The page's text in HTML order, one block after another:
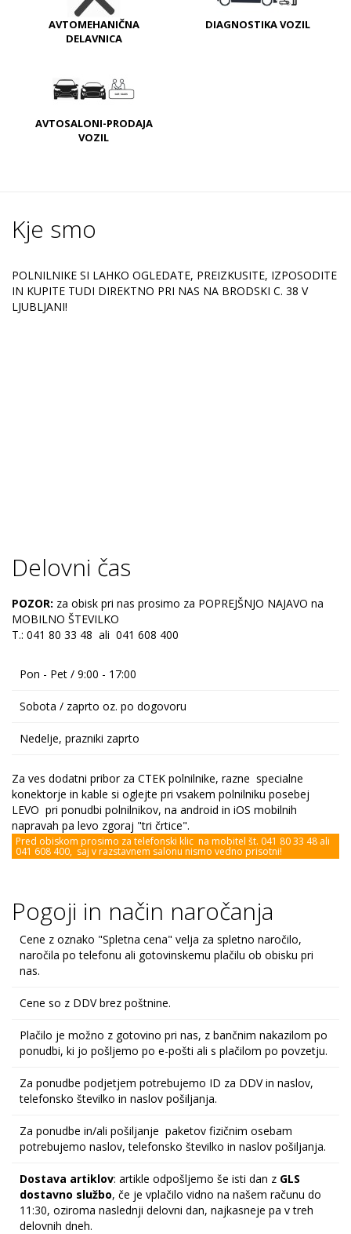
AVTOMEHANIČNA
DELAVNICA
DIAGNOSTIKA VOZIL
AVTOSALONI-PRODAJA
VOZIL
Kje smo
POLNILNIKE SI LAHKO OGLEDATE, PREIZKUSITE, IZPOSODITE
IN KUPITE TUDI DIREKTNO PRI NAS NA BRODSKI C. 38 V
LJUBLJANI!
Delovni čas
POZOR: za obisk pri nas prosimo za POPREJŠNJO NAJAVO na
MOBILNO ŠTEVILKO
T.: 041 80 33 48 ali 041 608 400
Pon - Pet / 9:00 - 17:00
Sobota / zaprto oz. po dogovoru
Nedelje, prazniki zaprto
Za ves dodatni pribor za CTEK polnilnike, razne specialne
konektorje in kable si oglejte pri vsakem polnilniku posebej
LEVO pri ponudbi polnilnikov, na android in iOS mobilnih
napravah pa levo zgoraj "tri črtice".
Pred obiskom prosimo za telefonski klic na mobitel št. 041 80 33 48 ali
041 608 400, saj v razstavnem salonu nismo vedno prisotni!
Pogoji in način naročanja
Cene z oznako "Spletna cena" velja za spletno naročilo,
naročila po telefonu ali gotovinskemu plačilu ob obisku pri
nas.
Cene so z DDV brez poštnine.
Plačilo je možno z gotovino pri nas, z bančnim nakazilom po
ponudbi, ki jo pošljemo po e-pošti ali s plačilom po povzetju.
Za ponudbe podjetjem potrebujemo ID za DDV in naslov,
telefonsko številko in naslov pošiljanja.
Za ponudbe in/ali pošiljanje paketov fizičnim osebam
potrebujemo naslov, telefonsko številko in naslov pošiljanja.
Dostava artiklov: artikle odpošljemo še isti dan z GLS
dostavno službo, če je vplačilo vidno na našem računu do
11:30, oziroma naslednji delovni dan, najkasneje pa v treh
delovnih dneh.